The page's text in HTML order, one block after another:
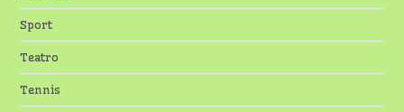
Sport
Teatro
Tennis